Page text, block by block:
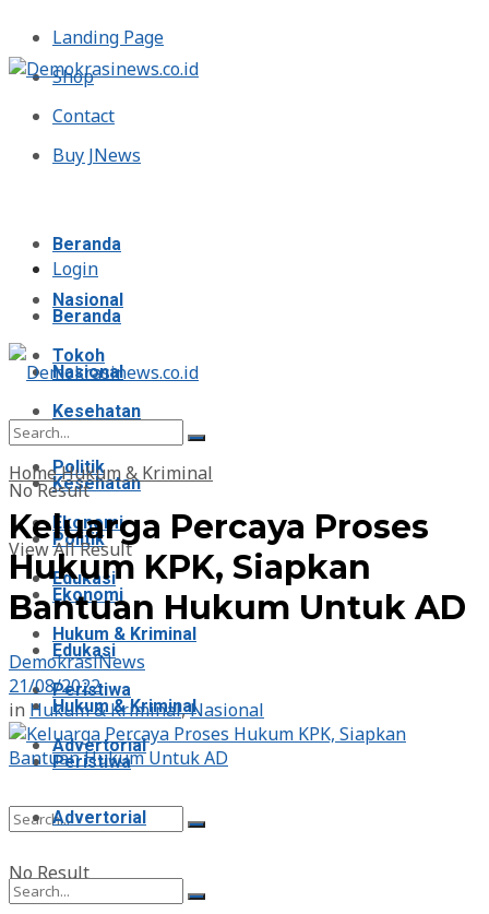
Landing Page
Shop
Contact
Buy JNews
Login
Beranda
Nasional
Tokoh
Kesehatan
Politik
Ekonomi
Edukasi
Hukum & Kriminal
Peristiwa
Advertorial
No Result
Beranda
Nasional
Tokoh
Kesehatan
Politik
Ekonomi
Edukasi
Hukum & Kriminal
Peristiwa
Advertorial
No Result
View All Result
HomeHukum & Kriminal
Keluarga Percaya Proses
Hukum KPK, Siapkan
Bantuan Hukum Untuk AD
DemokrasiNews
21/08/2022
in Hukum & Kriminal,Nasional